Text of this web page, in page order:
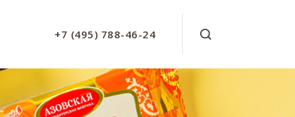
+7 (495) 788-46-24